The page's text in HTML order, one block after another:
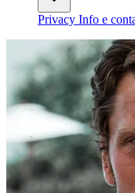
Privacy Info e